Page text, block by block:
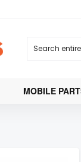
MOBILE